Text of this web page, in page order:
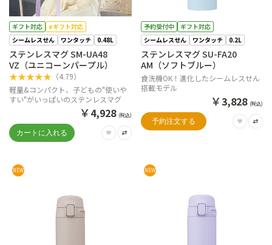
ギフト対応
eギフト対応
シームレスせん
ワンタッチ 0.48L
ステンレスマグ SM-UA48
VZ（ユニコーンパープル）
★★★★★ （4.79）
軽量&コンパクト、子どもの"使いや
すい"がいっぱいのステンレスマグ
￥4,928 (税込)
予約受付中
ギフト対応
シームレスせん
ワンタッチ 0.2L
ステンレスマグ SU-FA20
AM（ソフトブルー）
食洗機OK！進化したシームレスせん
搭載モデル
￥3,828 (税込)
予約注文する
NEW NEW